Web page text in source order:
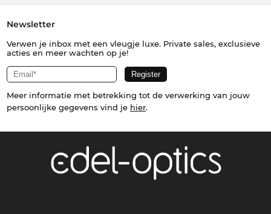
Newsletter
Verwen je inbox met een vleugje luxe. Private sales, exclusieve
acties en meer wachten op je!
Meer informatie met betrekking tot de verwerking van jouw
persoonlijke gegevens vind je hier.